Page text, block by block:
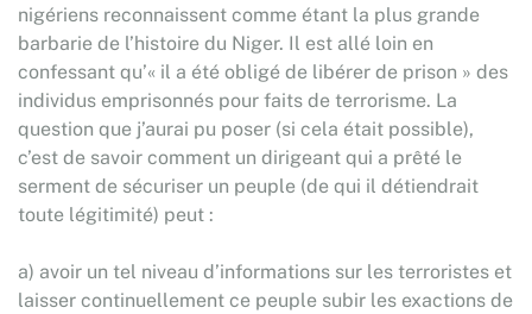
nigériens reconnaissent comme étant la plus grande
barbarie de l’histoire du Niger. Il est allé loin en
confessant qu’« il a été obligé de libérer de prison » des
individus emprisonnés pour faits de terrorisme. La
question que j’aurai pu poser (si cela était possible),
c’est de savoir comment un dirigeant qui a prêté le
serment de sécuriser un peuple (de qui il détiendrait
toute légitimité) peut :
a) avoir un tel niveau d’informations sur les terroristes et
laisser continuellement ce peuple subir les exactions de